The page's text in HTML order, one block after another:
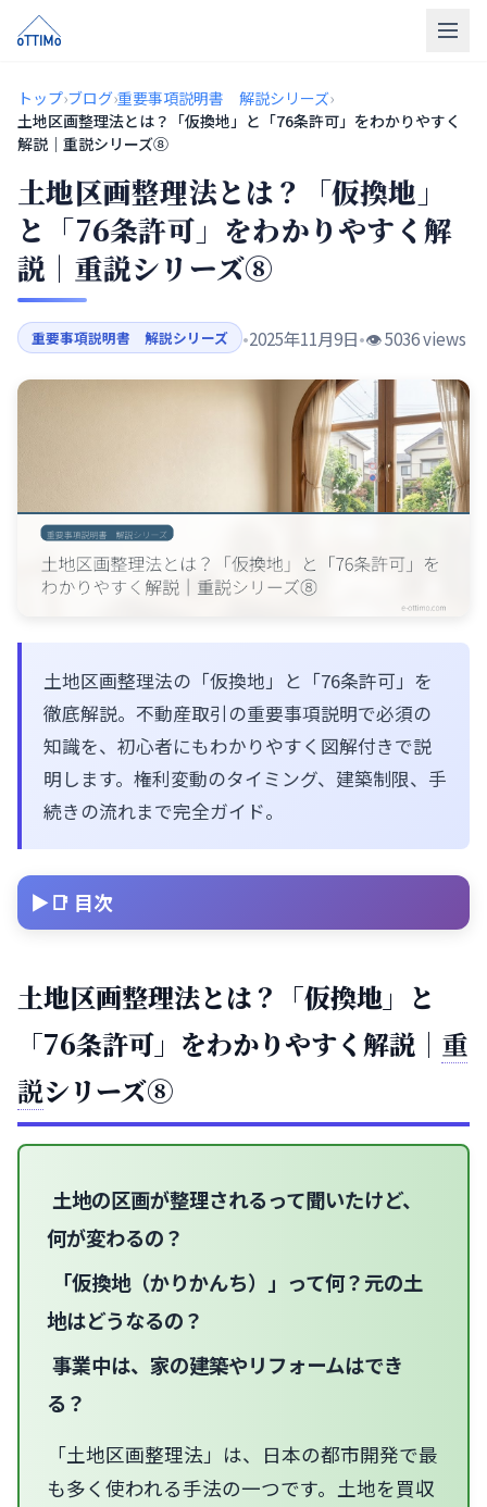
トップ
売買仲介
販売物件
買取
リフォーム
会社概要
LINE相談
トップ›ブログ›重要事項説明書 解説シリーズ›
土地区画整理法とは？「仮換地」と「76条許可」をわかりやすく
解説｜重説シリーズ⑧
土地区画整理法とは？「仮換地」
と「76条許可」をわかりやすく解
説｜重説シリーズ⑧
重要事項説明書 解説シリーズ •2025年11月9日•👁️ 5036 views
土地区画整理法の「仮換地」と「76条許可」を
徹底解説。不動産取引の重要事項説明で必須の
知識を、初心者にもわかりやすく図解付きで説
明します。権利変動のタイミング、建築制限、手
続きの流れまで完全ガイド。
📑 目次
土地区画整理法とは？「仮換地」と
「76条許可」をわかりやすく解説｜ 重
説シリーズ⑧
土地の区画が整理されるって聞いたけど、
何が変わるの？
「仮換地（かりかんち）」って何？元の土
地はどうなるの？
事業中は、家の建築やリフォームはでき
る？
「土地区画整理法」は、日本の都市開発で最
も多く使われる手法の一つです。土地を買収